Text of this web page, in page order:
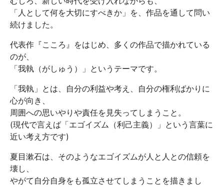
「人として何を大切にすべきか」を、作品を通して問い
続けました。
代表作『こころ』をはじめ、多くの作品で描かれている
のが、
「我執（がしゅう）」というテーマです。
「我執」とは、自分の利益や考え、自分の権利ばかりに
心が向き、
周囲への思いやりや責任を見失ってしまうこと。
(現代で言えば「エゴイズム（利己主義）」という言葉に
近い考え方です)
夏目漱石は、そのようなエゴイズムが人と人との信頼を
壊し、
やがて自分自身をも孤立させてしまうことを描きまし